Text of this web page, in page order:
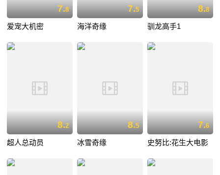
7.8
爱宠大机密
7.5
海洋奇缘
8.8
驯龙高手1
8.2
超人总动员
8.5
冰雪奇缘
7.6
史努比:花生大电影